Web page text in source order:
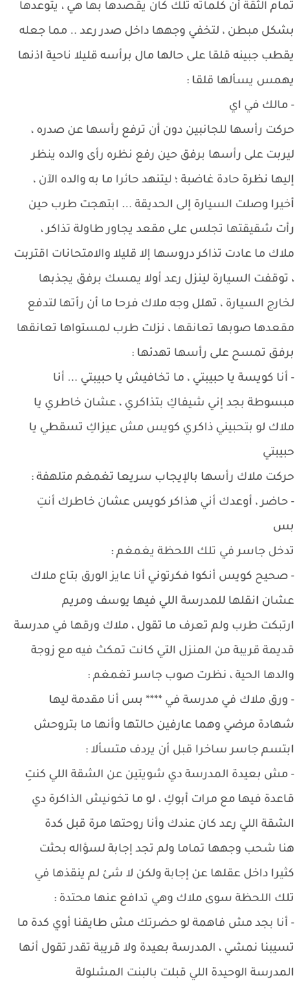
تمام الثقة أن كلماته تلك كان يقصدها بها هي ، يتوعدها
بشكل مبطن ، لتخفي وجهها داخل صدر رعد .. مما جعله
يقطب جبينه قلقا على حالها مال برأسه قليلا ناحية اذنها
يهمس يسألها قلقا :
- مالك في اي
حركت رأسها للجانبين دون أن ترفع رأسها عن صدره ،
ليربت على رأسها برفق حين رفع نظره رأى والده ينظر
إليها نظرة حادة غاضبة ؛ ليتنهد حائرا ما به والده الآن ،
أخيرا وصلت السيارة إلى الحديقة ... ابتهجت طرب حين
رأت شقيقتها تجلس على مقعد يجاور طاولة تذاكر ،
ملاك ما عادت تذاكر دروسها إلا قليلا والامتحانات اقتربت
، توقفت السيارة لينزل رعد أولا يمسك برفق يجذبها
لخارج السيارة ، تهلل وجه ملاك فرحا ما أن رأتها لتدفع
مقعدها صوبها تعانقها ، نزلت طرب لمستواها تعانقها
برفق تمسح على رأسها تهدئها :
- أنا كويسة يا حبيبتي ، ما تخافيش يا حبيبتي ... أنا
مبسوطة بجد إني شيفاكِ بتذاكري ، عشان خاطري يا
ملاك لو بتحبيني ذاكري كويس مش عيزاكِ تسقطي يا
حبيبتي
حركت ملاك رأسها بالإيجاب سريعا تغمغم متلهفة :
- حاضر ، أوعدك أني هذاكر كويس عشان خاطرك أنتِ
بس
تدخل جاسر في تلك اللحظة يغمغم :
- صحيح كويس أنكوا فكرتوني أنا عايز الورق بتاع ملاك
عشان انقلها للمدرسة اللي فيها يوسف ومريم
ارتبكت طرب ولم تعرف ما تقول ، ملاك ورقها في مدرسة
قديمة قريبة من المنزل التي كانت تمكث فيه مع زوجة
والدها الحية ، نظرت صوب جاسر تغمغم :
- ورق ملاك في مدرسة في **** بس أنا مقدمة ليها
شهادة مرضي وهما عارفين حالتها وأنها ما بتروحش
ابتسم جاسر ساخرا قبل أن يردف متسألا :
- مش بعيدة المدرسة دي شويتين عن الشقة اللي كنتِ
قاعدة فيها مع مرات أبوكِ ، لو ما تخونيش الذاكرة دي
الشقة اللي رعد كان عندك وأنا روحتها مرة قبل كدة
هنا شحب وجهها تماما ولم تجد إجابة لسؤاله بحثت
كثيرا داخل عقلها عن إجابة ولكن لا شئ لم ينقذها في
تلك اللحظة سوى ملاك وهي تدافع عنها محتدة :
- أنا بجد مش فاهمة لو حضرتك مش طايقنا أوي كدة ما
تسيبنا نمشي ، المدرسة بعيدة ولا قريبة تقدر تقول أنها
المدرسة الوحيدة اللي قبلت بالبنت المشلولة